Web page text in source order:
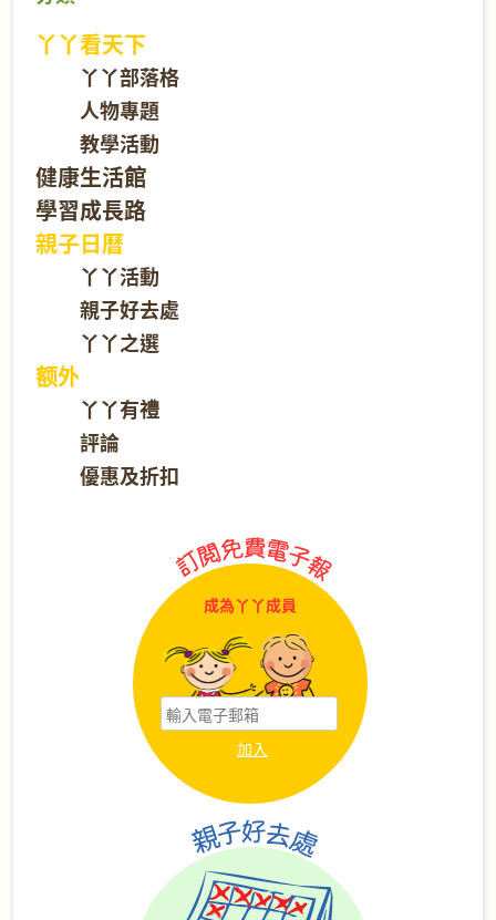
丫丫看天下
丫丫部落格
人物專題
教學活動
健康生活館
學習成長路
親子日曆
丫丫活動
親子好去處
丫丫之選
额外
丫丫有禮
評論
優惠及折扣
成為丫丫成員